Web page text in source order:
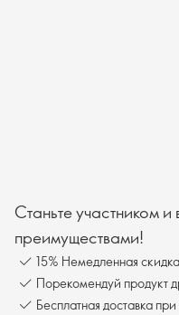
Станьте участником и
преимуществами!
15% Немедленная
Порекомендуй продукт
Бесплатная доставка